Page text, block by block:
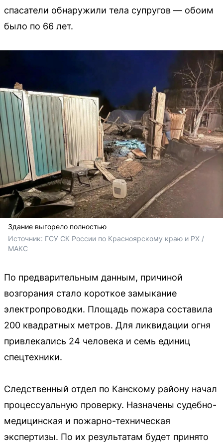
спасатели обнаружили тела супругов — обоим
было по 66 лет.
Здание выгорело полностью
Источник: ГСУ СК России по Красноярскому краю и РХ /
МАКС
По предварительным данным, причиной
возгорания стало короткое замыкание
электропроводки. Площадь пожара составила
200 квадратных метров. Для ликвидации огня
привлекались 24 человека и семь единиц
спецтехники.
Следственный отдел по Канскому району начал
процессуальную проверку. Назначены судебно-
медицинская и пожарно-техническая
экспертизы. По их результатам будет принято